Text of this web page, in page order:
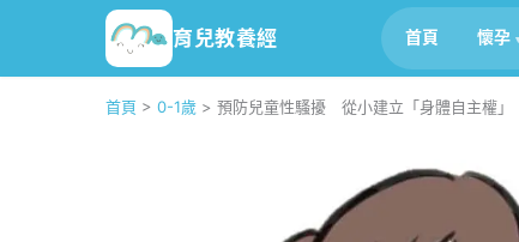
育兒教養經 首頁 懷孕
首頁 > 0-1歲 > 預防兒童性騷擾 從小建立「身體自主權」